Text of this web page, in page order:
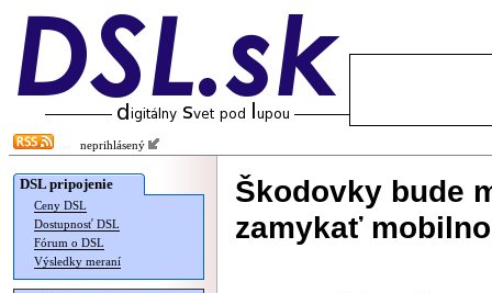
neprihlásený
DSL pripojenie
Ceny DSL
Dostupnosť DSL
Fórum o DSL
Výsledky meraní
Škodovky bude
zamykať